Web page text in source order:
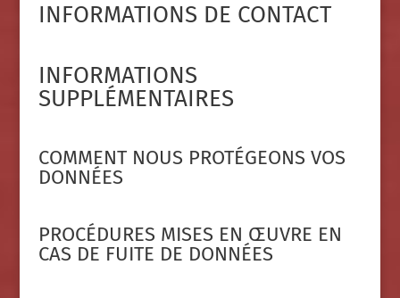
INFORMATIONS DE CONTACT
INFORMATIONS
SUPPLÉMENTAIRES
COMMENT NOUS PROTÉGEONS VOS
DONNÉES
PROCÉDURES MISES EN ŒUVRE EN
CAS DE FUITE DE DONNÉES